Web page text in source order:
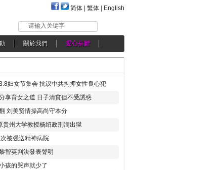
简体 繁体 English
请输入关键字
關於我們 愛心捐贈
妇女节集会 抗议中共拘押女性良心犯
享育女之道 日子清貧但不受誘惑
刘美贤情操高尚守本分
贵州大学教授杨绍政刑满出狱
被强送精神病院
智英判決發表聲明
孩的哭声就少了